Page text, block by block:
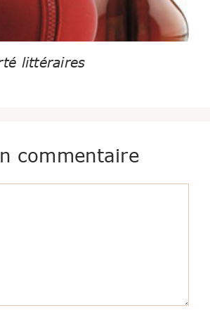
littéraires
commentaire